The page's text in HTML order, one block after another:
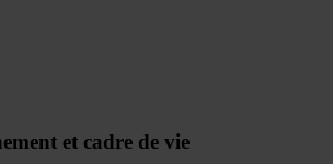
et cadre de vie